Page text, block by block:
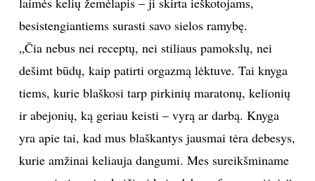
besistengiantiems surasti savo sielos ramybę.
„Čia nebus nei receptų, nei stiliaus pamokslų, nei
dešimt būdų, kaip patirti orgazmą lėktuve. Tai knyga
tiems, kurie blaškosi tarp pirkinių maratonų, kelionių
ir abejonių, ką geriau keisti – vyrą ar darbą. Knyga
yra apie tai, kad mus blaškantys jausmai tėra debesys,
kurie amžinai keliauja dangumi. Mes sureikšminame